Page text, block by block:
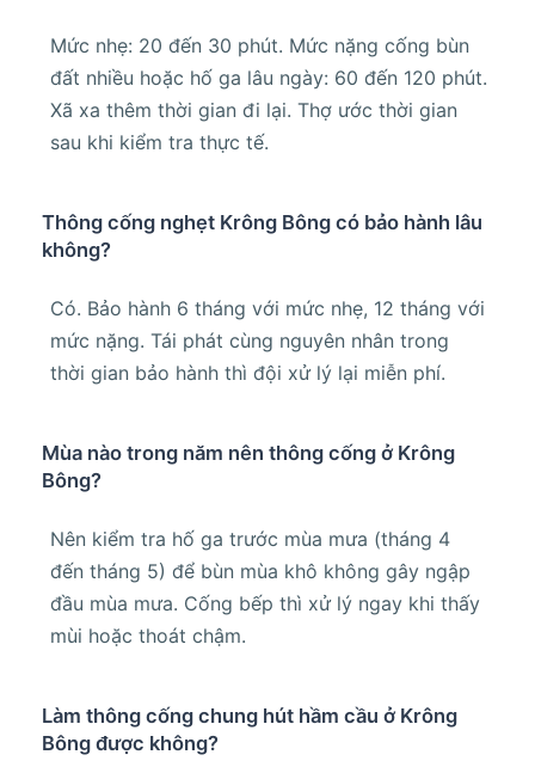
Mức nhẹ: 20 đến 30 phút. Mức nặng cống bùn
đất nhiều hoặc hố ga lâu ngày: 60 đến 120 phút.
Xã xa thêm thời gian đi lại. Thợ ước thời gian
sau khi kiểm tra thực tế.
Thông cống nghẹt Krông Bông có bảo hành lâu
không?
Có. Bảo hành 6 tháng với mức nhẹ, 12 tháng với
mức nặng. Tái phát cùng nguyên nhân trong
thời gian bảo hành thì đội xử lý lại miễn phí.
Mùa nào trong năm nên thông cống ở Krông
Bông?
Nên kiểm tra hố ga trước mùa mưa (tháng 4
đến tháng 5) để bùn mùa khô không gây ngập
đầu mùa mưa. Cống bếp thì xử lý ngay khi thấy
mùi hoặc thoát chậm.
Làm thông cống chung hút hầm cầu ở Krông
Bông được không?